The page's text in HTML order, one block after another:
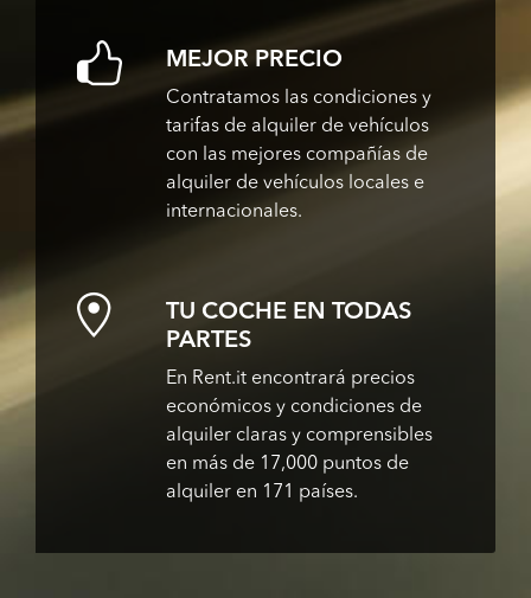
MEJOR PRECIO
Contratamos las condiciones y
tarifas de alquiler de vehículos
con las mejores compañías de
alquiler de vehículos locales e
internacionales.
TU COCHE EN TODAS
PARTES
En Rent.it encontrará precios
económicos y condiciones de
alquiler claras y comprensibles
en más de 17,000 puntos de
alquiler en 171 países.